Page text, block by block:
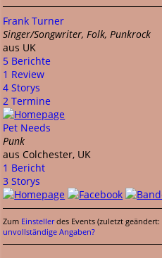
Frank Turner
Singer/Songwriter, Folk, Punkrock
aus UK
5 Berichte
1 Review
4 Storys
2 Termine
Pet Needs
Punk
aus Colchester, UK
1 Bericht
3 Storys
Zum Einstellerdes Events (zuletzt geändert:
unvollständige Angaben?